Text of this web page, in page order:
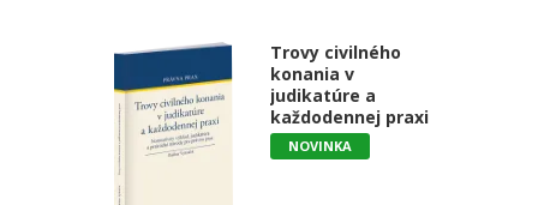
Trovy civilného
konania v
judikatúre a
každodennej praxi
NOVINKA